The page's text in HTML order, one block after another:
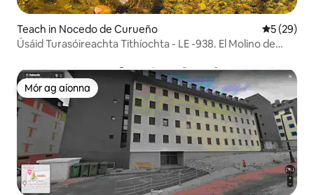
Teach in Nocedo de Curueño
5 (29)
Úsáid Turasóireachta Tithíochta - LE -938. El Molino de
Mór ag aíonna
Mór ag aíonna